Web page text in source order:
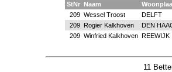
StNr Naam
209 Wessel Troost
DELFT
209
Rogier Kalkhoven
DEN
209 Winfried Kalkhoven REEWIJK
11